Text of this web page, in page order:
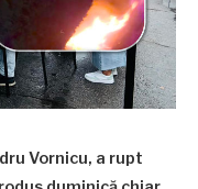
Vornicu, a rupt